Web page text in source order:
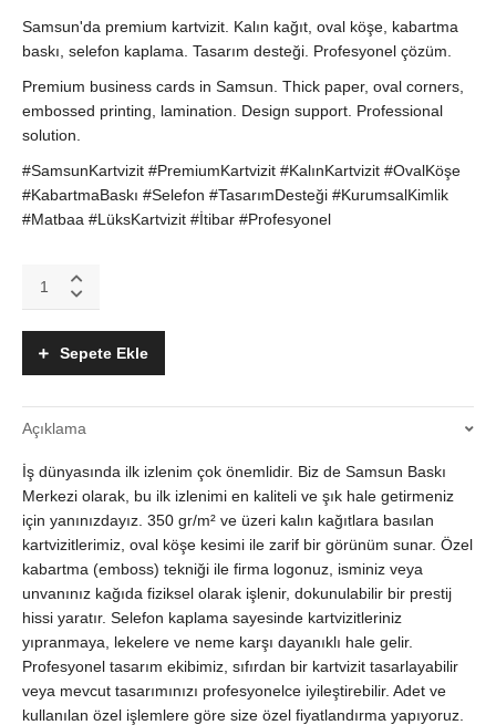
Samsun'da premium kartvizit. Kalın kağıt, oval köşe, kabartma
baskı, selefon kaplama. Tasarım desteği. Profesyonel çözüm.
Premium business cards in Samsun. Thick paper, oval corners,
embossed printing, lamination. Design support. Professional
solution.
#SamsunKartvizit #PremiumKartvizit #KalınKartvizit #OvalKöşe
#KabartmaBaskı #Selefon #TasarımDesteği #KurumsalKimlik
#Matbaa #LüksKartvizit #İtibar #Profesyonel
Samsun
Premium
Kalın
&
Oval
|
Kabartma
&
Selefon
|
quantity
Sepete Ekle
Açıklama
İş dünyasında ilk izlenim çok önemlidir. Biz de Samsun Baskı
Merkezi olarak, bu ilk izlenimi en kaliteli ve şık hale getirmeniz
için yanınızdayız. 350 gr/m² ve üzeri kalın kağıtlara basılan
kartvizitlerimiz, oval köşe kesimi ile zarif bir görünüm sunar. Özel
kabartma (emboss) tekniği ile firma logonuz, isminiz veya
unvanınız kağıda fiziksel olarak işlenir, dokunulabilir bir prestij
hissi yaratır. Selefon kaplama sayesinde kartvizitleriniz
yıpranmaya, lekelere ve neme karşı dayanıklı hale gelir.
Profesyonel tasarım ekibimiz, sıfırdan bir kartvizit tasarlayabilir
veya mevcut tasarımınızı profesyonelce iyileştirebilir. Adet ve
kullanılan özel işlemlere göre size özel fiyatlandırma yapıyoruz.